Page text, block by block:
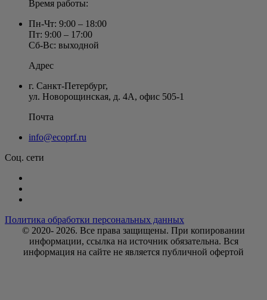
Время работы:
Пн-Чт: 9:00 – 18:00
Пт: 9:00 – 17:00
Сб-Вс: выходной
Адрес
г. Санкт-Петербург,
ул. Новорощинская, д. 4А, офис 505-1
Почта
info@ecoprf.ru
Соц. сети
Политика обработки персональных данных
© 2020- 2026. Bce права защищены. При копировании
информации, ссылка на источник обязательна. Вся
информация на сайте не является публичной офертой